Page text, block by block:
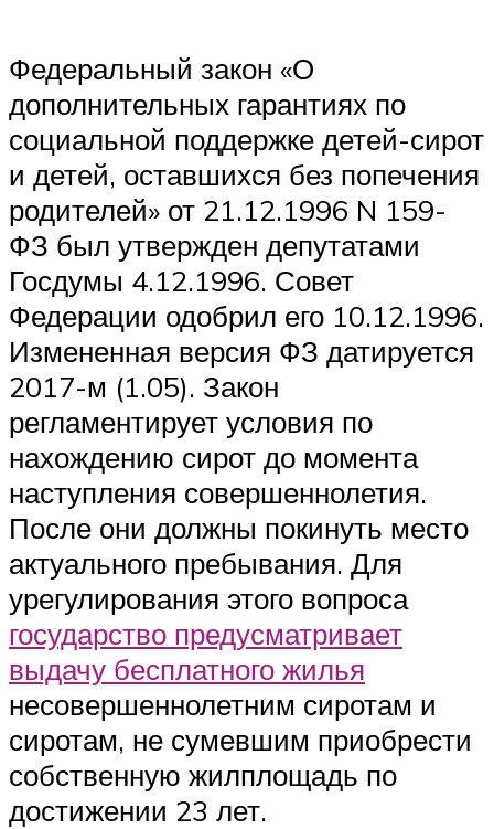
Федеральный закон «О
дополнительных гарантиях по
социальной поддержке детей-сирот
и детей, оставшихся без попечения
родителей» от 21.12.1996 N 159-
ФЗ был утвержден депутатами
Госдумы 4.12.1996. Совет
Федерации одобрил его 10.12.1996.
Измененная версия ФЗ датируется
2017-м (1.05). Закон
регламентирует условия по
нахождению сирот до момента
наступления совершеннолетия.
После они должны покинуть место
актуального пребывания. Для
урегулирования этого вопроса
государство предусматривает
выдачу бесплатного жилья
несовершеннолетним сиротам и
сиротам, не сумевшим приобрести
собственную жилплощадь по
достижении 23 лет.